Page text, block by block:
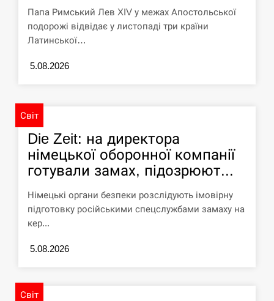
12:40
військових для розблокування
Ормузької протоки
объекты…
СЕРПЕНЬ
12:10
У США зафіксували рекордний спалах
циклоспорозу, захворіли понад 10
СЕРПЕНЬ
11:53
Под огнем “Эпицентр”, ROZETKA и
Папа Римський Лев XIV у межах Апостольської
подорожі відвідає у листопаді три країни
Латинської…
5.08.2026
Світ
Die Zeit: на директора
німецької оборонної компанії
готували замах, підозрюют...
Німецькі органи безпеки розслідують імовірну
підготовку російськими спецслужбами замаху на
кер...
5.08.2026
Світ